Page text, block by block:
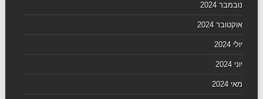
נובמבר 2024
אוקטובר 2024
יולי 2024
יוני 2024
מאי 2024